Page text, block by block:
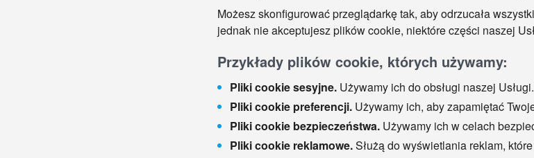
Możesz skonfigurować przeglądarkę tak, aby odrzucała
jednak nie akceptujesz plików cookie, niektóre części naszej
Przykłady plików cookie, których używamy:
Pliki cookie sesyjne. Używamy ich do obsługi naszej Usługi.
Pliki cookie preferencji. Używamy ich, aby zapamiętać
Pliki cookie bezpieczeństwa. Używamy ich w celach
Pliki cookie reklamowe.Służą do wyświetlania reklam,